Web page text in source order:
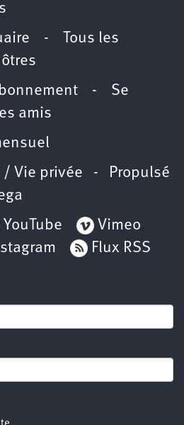
-
Tous les
- Se
amis
Vie privée - Propulsé
YouTube
Vimeo
Flux RSS